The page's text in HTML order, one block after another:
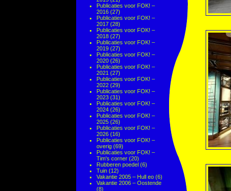
Publicaties voor FOK! –
2016 (27)
Publicaties voor FOK! –
2017 (28)
Publicaties voor FOK! –
2018 (27)
Publicaties voor FOK! –
2019 (27)
Publicaties voor FOK! –
2020 (26)
Publicaties voor FOK! –
2021 (27)
Publicaties voor FOK! –
2022 (29)
Publicaties voor FOK! –
2023 (31)
Publicaties voor FOK! –
2024 (26)
Publicaties voor FOK! –
2025 (26)
Publicaties voor FOK! –
2026 (16)
Publicaties voor FOK! –
overig (69)
Publicaties voor FOK! –
Tim's corner (20)
Rubberen poedel (6)
Tuin (12)
Vakantie 2005 – Hull eo (6)
Vakantie 2006 – Oostende
(8)